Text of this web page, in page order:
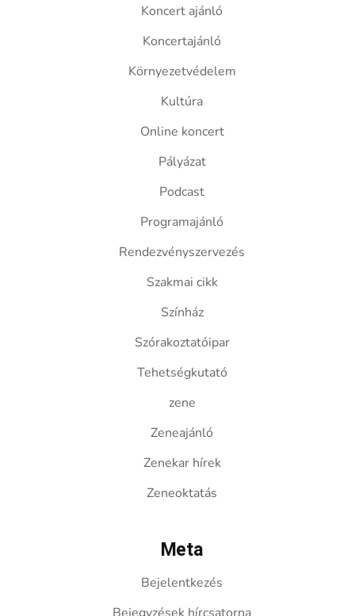
Koncert ajánló
Koncertajánló
Környezetvédelem
Kultúra
Online koncert
Pályázat
Podcast
Programajánló
Rendezvényszervezés
Szakmai cikk
Színház
Szórakoztatóipar
Tehetségkutató
zene
Zeneajánló
Zenekar hírek
Zeneoktatás
Meta
Bejelentkezés